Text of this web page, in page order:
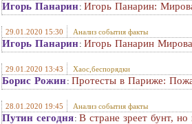
Игорь Панарин: Игорь Панарин:
29.01.2020 15:30 Анализ события факты
Игорь Панарин: Игорь Панарин
29.01.2020 13:43 Хаос,беспорядки
Борис Рожин: Протесты в Париже:
28.01.2020 19:45 Анализ события факты
Путин сегодня: В стране зреет бунт,